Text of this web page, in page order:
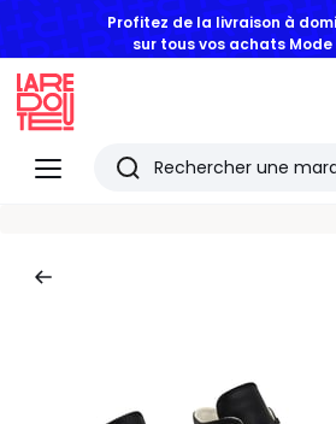
Profitez de la livraison à
sur tous vos achats Mode
Menu
Redoute
Rechercher